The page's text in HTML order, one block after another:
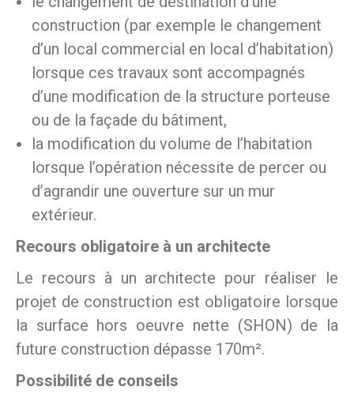
construction (par exemple le changement
d’un local commercial en local d’habitation)
lorsque ces travaux sont accompagnés
d’une modification de la structure porteuse
ou de la façade du bâtiment,
la modification du volume de l’habitation
lorsque l’opération nécessite de percer ou
d’agrandir une ouverture sur un mur
extérieur.
Recours obligatoire à un architecte
Le recours à un architecte pour réaliser le
projet de construction est obligatoire lorsque
la surface hors oeuvre nette (SHON) de la
future construction dépasse 170m².
Possibilité de conseils